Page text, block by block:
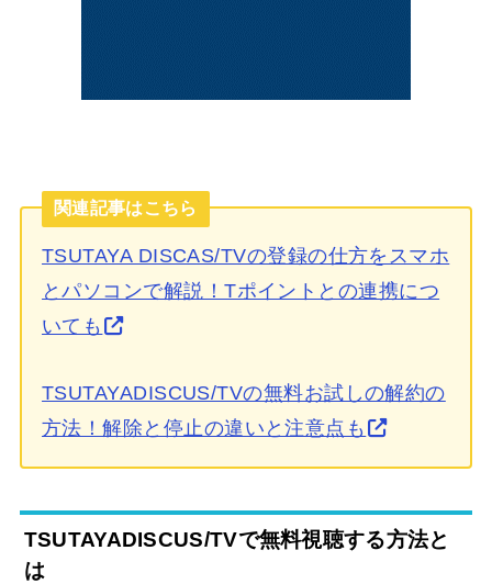
関連記事はこちら
TSUTAYA DISCAS/TVの登録の仕方をスマホ
とパソコンで解説！Tポイントとの連携につ
いても
TSUTAYADISCUS/TVの無料お試しの解約の
方法！解除と停止の違いと注意点も
TSUTAYADISCUS/TVで無料視聴する方法と
は